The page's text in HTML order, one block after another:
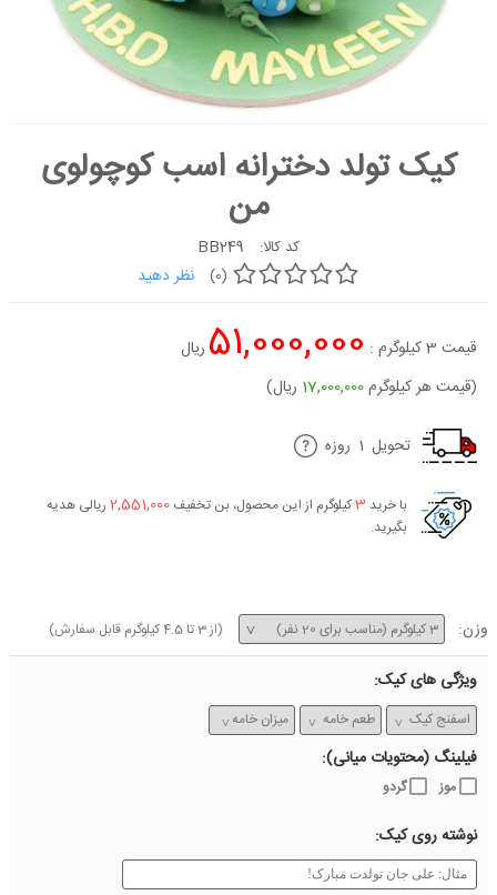
کیک
شیرینی
شکلات و
کیک تولد دخترانه اسب کوچولوی
من
کد کالا: BB249
(0) نظر دهید
قیمت 3کیلوگرم : 51,000,000 ریال
(قیمت هر کیلوگرم17,000,000 ریال)
تحویل 1 روزه
با خرید 3کیلوگرم از این محصول، بن تخفیف 2,551,000 ریالی هدیه
بگیرید.
وزن: (از 3تا 4.5کیلوگرم قابل سفارش)
ویژگی های کیک:
فیلینگ (محتویات میانی):
موز گردو
نوشته روی کیک: